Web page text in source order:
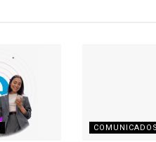
COMUNICADOS